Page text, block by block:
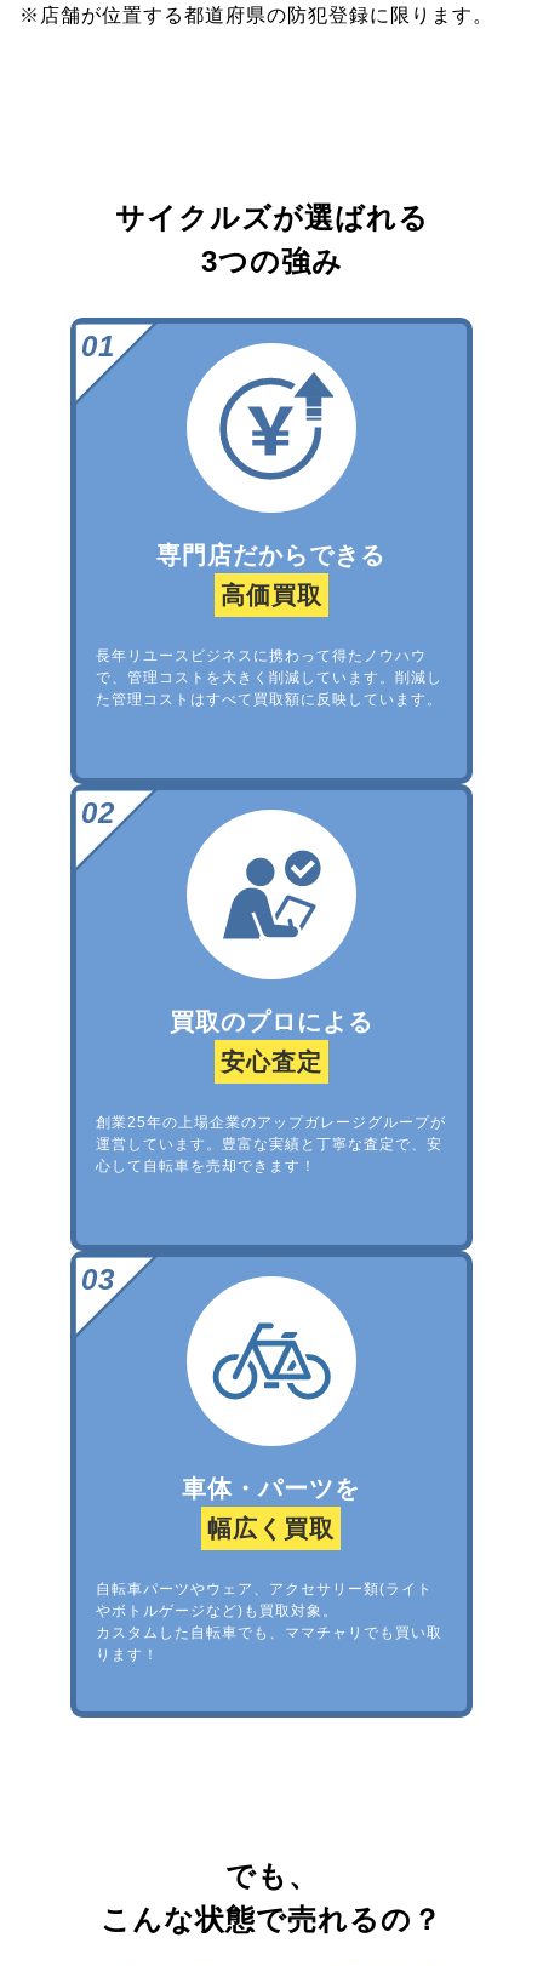
※店舗が位置する都道府県の防犯登録に限ります。
サイクルズが選ばれる
3つの強み
専門店だからできる
高価買取
長年リユースビジネスに携わって得たノウハウ
で、管理コストを大きく削減しています。削減し
た管理コストはすべて買取額に反映しています。
買取のプロによる
安心査定
創業25年の上場企業のアップガレージグループが
運営しています。豊富な実績と丁寧な査定で、安
心して自転車を売却できます！
車体・パーツを
幅広く買取
自転車パーツやウェア、アクセサリー類(ライト
やボトルゲージなど)も買取対象。
カスタムした自転車でも、ママチャリでも買い取
ります！
でも、
こんな状態で売れるの？